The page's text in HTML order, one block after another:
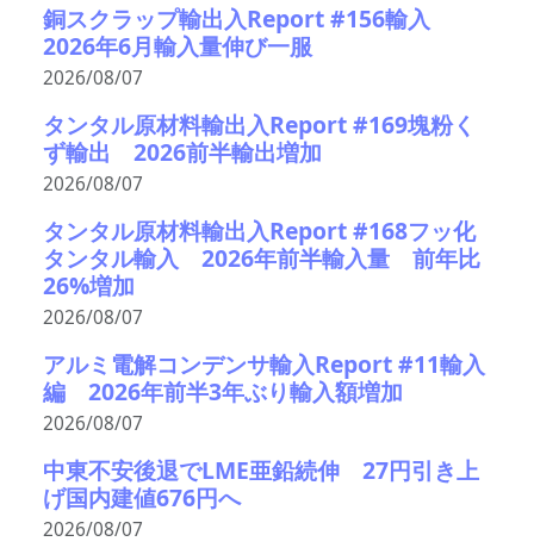
銅スクラップ輸出入Report #156輸入
2026年6月輸入量伸び一服
2026/08/07
タンタル原材料輸出入Report #169塊粉く
ず輸出 2026前半輸出増加
2026/08/07
タンタル原材料輸出入Report #168フッ化
タンタル輸入 2026年前半輸入量 前年比
26%増加
2026/08/07
アルミ電解コンデンサ輸入Report #11輸入
編 2026年前半3年ぶり輸入額増加
2026/08/07
中東不安後退でLME亜鉛続伸 27円引き上
げ国内建値676円へ
2026/08/07